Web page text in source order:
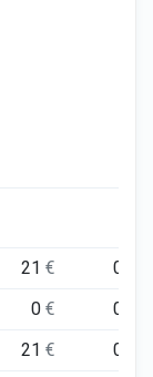
21€ 0
0€ 0
21€ 0